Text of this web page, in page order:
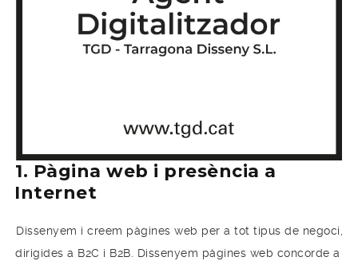
1. Pàgina web i presència a
Internet
Dissenyem i creem pàgines web per a tot tipus de negoci,
dirigides a B2C i B2B. Dissenyem pàgines web concorde a